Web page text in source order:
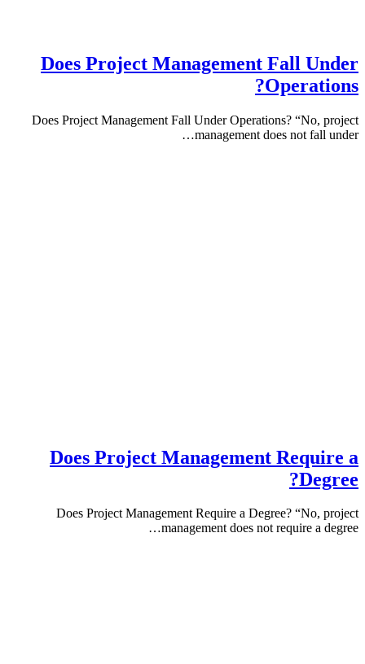
Does Project Management Fall
Does Project Management Fall Under Operations?
management does not
Does Project Management
Does Project Management Require a Degree?
management does not require